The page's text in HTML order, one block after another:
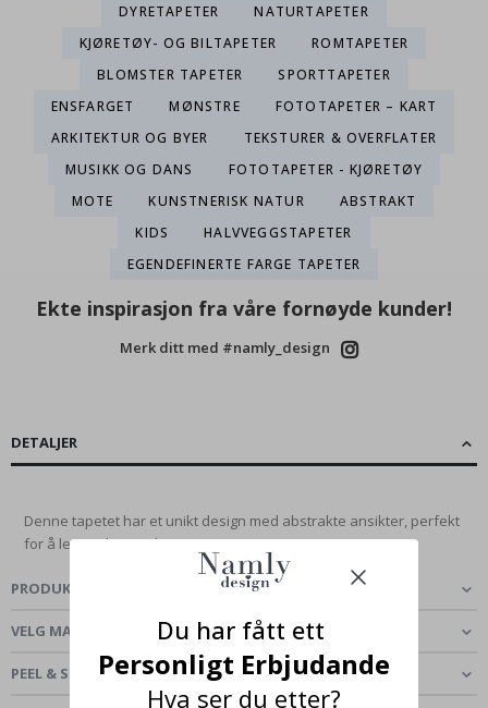
DYRETAPETER
NATURTAPETER
KJØRETØY- OG BILTAPETER
ROMTAPETER
BLOMSTER TAPETER
SPORTTAPETER
ENSFARGET
MØNSTRE
FOTOTAPETER – KART
ARKITEKTUR OG BYER
TEKSTURER & OVERFLATER
MUSIKK OG DANS
FOTOTAPETER - KJØRETØY
MOTE
KUNSTNERISK NATUR
ABSTRAKT
KIDS
HALVVEGGSTAPETER
EGENDEFINERTE FARGE TAPETER
Ekte inspirasjon fra våre fornøyde kunder!
Merk ditt med #namly_design
DETALJER
Denne tapetet har et unikt design med abstrakte ansikter, perfekt
for å legge til et moderne preg...Les mer
PRODUKTOMTALER
VELG MATERIALE
PEEL & STICK - SELVKLEBENDE TAPET
Du har fått ett
Personligt Erbjudande
Hva ser du etter?